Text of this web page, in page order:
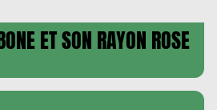
ET SON RAYON ROSE